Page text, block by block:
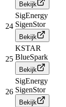
Bekijk
24
SigEnergy
SigenStor
Bekijk
25
KSTAR
BlueSpark
Bekijk
26
SigEnergy
SigenStor
Bekijk